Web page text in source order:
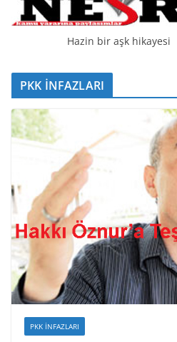
Hazin bir aşk hikayesi
PKK İNFAZLARI
PKK İNFAZLARI